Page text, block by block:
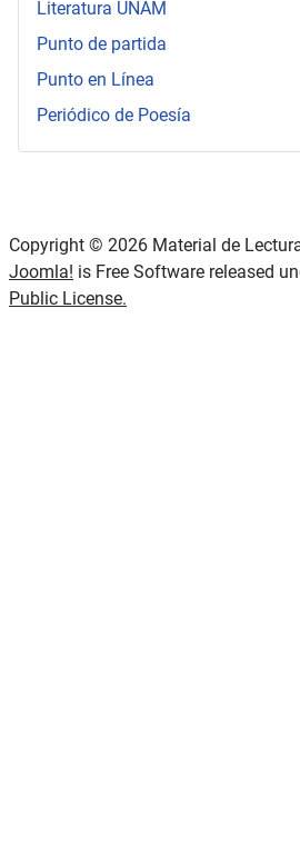
Literatura UNAM
Punto de partida
Punto en Línea
Periódico de Poesía
Copyright © 2026 Material de
Joomla! is Free Software released
Public License.